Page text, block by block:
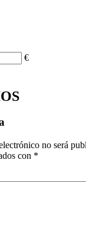
€
no será
con *